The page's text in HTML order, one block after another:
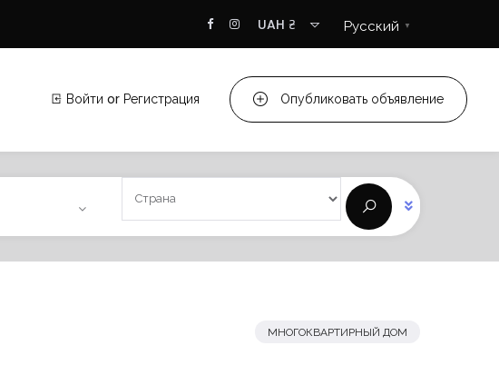
UAH ₴ Русский ▼
Войти or Регистрация Опубликовать объявление
МНОГОКВАРТИРНЫЙ ДОМ